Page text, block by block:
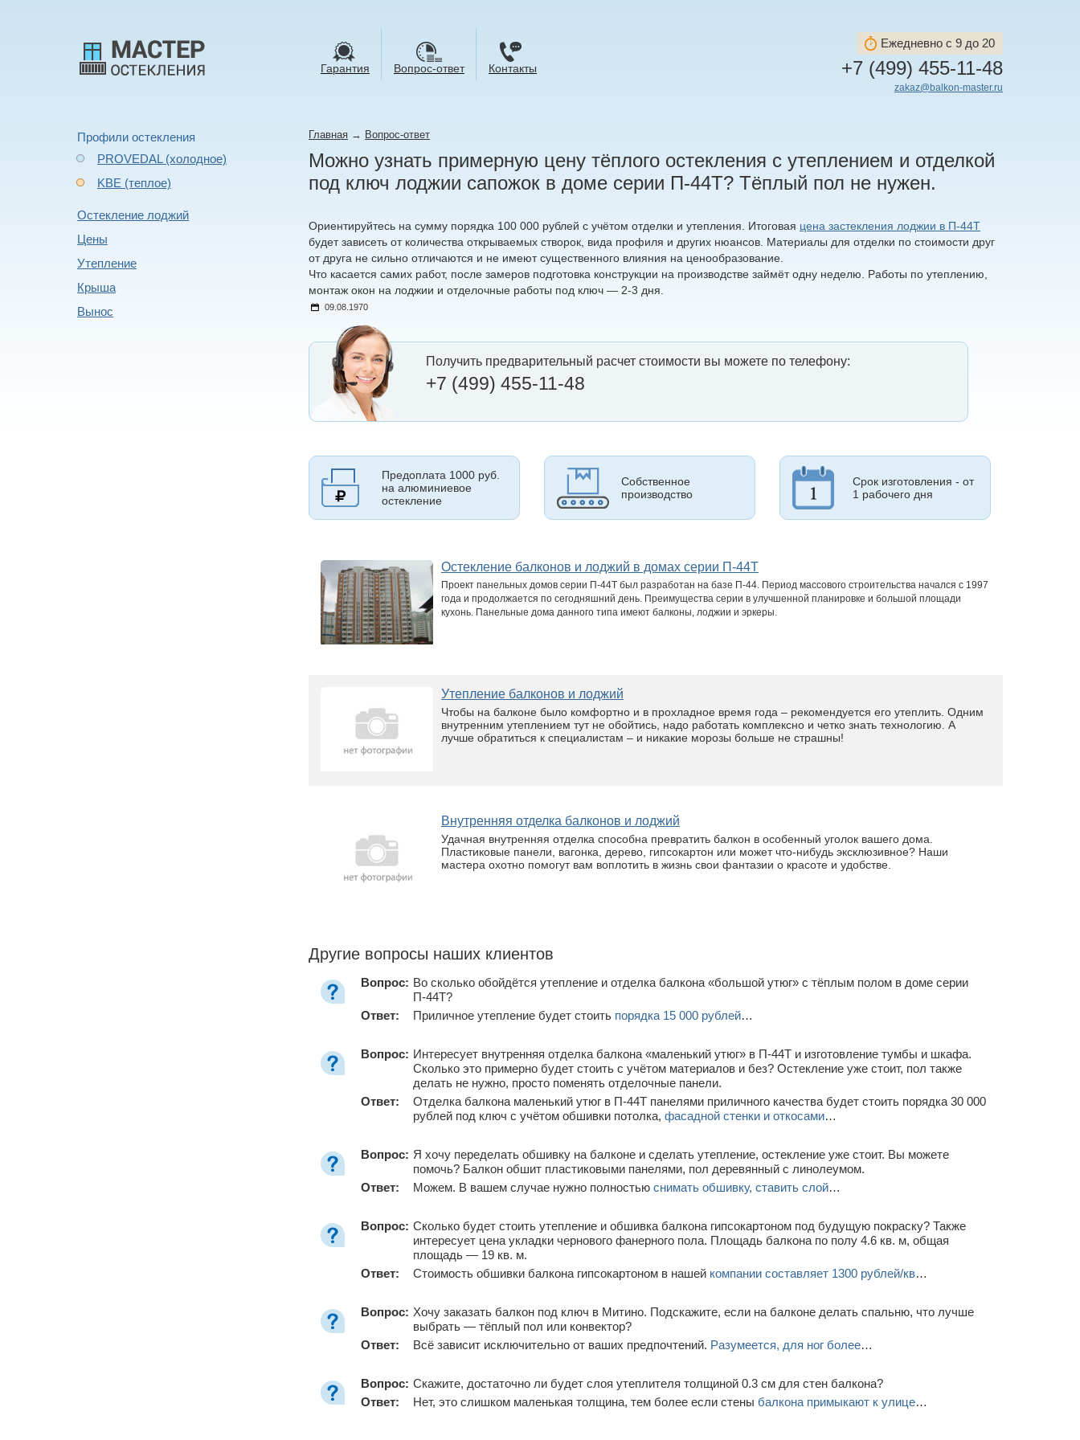
Гарантия Вопрос-ответ Контакты
Ежедневно с 9 до 20
+7 (499) 455-11-48
zakaz@balkon-master.ru
Профили остекления
PROVEDAL (холодное)
KBE (теплое)
Остекление лоджий
Цены
Утепление
Крыша
Вынос
Главная → Вопрос-ответ
Можно узнать примерную цену тёплого остекления с утеплением и отделкой
под ключ лоджии сапожок в доме серии П-44Т? Тёплый пол не нужен.
Ориентируйтесь на сумму порядка 100 000 рублей с учётом отделки и утепления. Итоговая цена застекления лоджии в П-44Т
будет зависеть от количества открываемых створок, вида профиля и других нюансов. Материалы для отделки по стоимости друг
от друга не сильно отличаются и не имеют существенного влияния на ценообразование.
Что касается самих работ, после замеров подготовка конструкции на производстве займёт одну неделю. Работы по утеплению,
монтаж окон на лоджии и отделочные работы под ключ — 2-3 дня.
09.08.1970
Получить предварительный расчет стоимости вы можете по телефону:
+7 (499) 455-11-48
Предоплата 1000 руб.
на алюминиевое
остекление
Собственное
производство
Срок изготовления - от
1 рабочего дня
Остекление балконов и лоджий в домах серии П-44Т
Проект панельных домов серии П-44Т был разработан на базе П-44. Период массового строительства начался с 1997
года и продолжается по сегодняшний день. Преимущества серии в улучшенной планировке и большой площади
кухонь. Панельные дома данного типа имеют балконы, лоджии и эркеры.
Утепление балконов и лоджий
Чтобы на балконе было комфортно и в прохладное время года – рекомендуется его утеплить. Одним
внутренним утеплением тут не обойтись, надо работать комплексно и четко знать технологию. А
лучше обратиться к специалистам – и никакие морозы больше не страшны!
Внутренняя отделка балконов и лоджий
Удачная внутренняя отделка способна превратить балкон в особенный уголок вашего дома.
Пластиковые панели, вагонка, дерево, гипсокартон или может что-нибудь эксклюзивное? Наши
мастера охотно помогут вам воплотить в жизнь свои фантазии о красоте и удобстве.
Другие вопросы наших клиентов
Вопрос: Во сколько обойдётся утепление и отделка балкона «большой утюг» с тёплым полом в доме серии
П-44Т?
Ответ:
Приличное утепление будет стоить порядка 15 000 рублей…
Вопрос: Интересует внутренняя отделка балкона «маленький утюг» в П-44Т и изготовление тумбы и шкафа.
Сколько это примерно будет стоить с учётом материалов и без? Остекление уже стоит, пол также
делать не нужно, просто поменять отделочные панели.
Ответ:
Отделка балкона маленький утюг в П-44Т панелями приличного качества будет стоить порядка 30 000
рублей под ключ с учётом обшивки потолка, фасадной стенки и откосами…
Вопрос: Я хочу переделать обшивку на балконе и сделать утепление, остекление уже стоит. Вы можете
помочь? Балкон обшит пластиковыми панелями, пол деревянный с линолеумом.
Ответ:
Можем. В вашем случае нужно полностью снимать обшивку, ставить слой…
Вопрос: Сколько будет стоить утепление и обшивка балкона гипсокартоном под будущую покраску? Также
интересует цена укладки чернового фанерного пола. Площадь балкона по полу 4.6 кв. м, общая
площадь — 19 кв. м.
Ответ:
Стоимость обшивки балкона гипсокартоном в нашей компании составляет 1300 рублей/кв…
Вопрос: Хочу заказать балкон под ключ в Митино. Подскажите, если на балконе делать спальню, что лучше
выбрать — тёплый пол или конвектор?
Ответ:
Всё зависит исключительно от ваших предпочтений. Разумеется, для ног более…
Вопрос: Скажите, достаточно ли будет слоя утеплителя толщиной 0.3 см для стен балкона?
Ответ:
Нет, это слишком маленькая толщина, тем более если стены балкона примыкают к улице…